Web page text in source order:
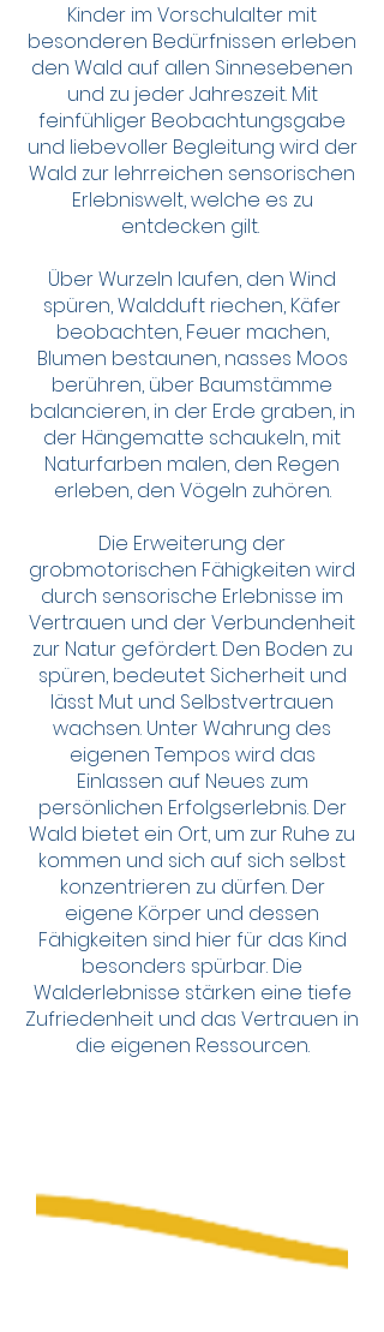
Kinder im Vorschulalter mit
besonderen Bedürfnissen erleben
den Wald auf allen Sinnesebenen
und zu jeder Jahreszeit. Mit
feinfühliger Beobachtungsgabe
und liebevoller Begleitung wird der
Wald zur lehrreichen sensorischen
Erlebniswelt, welche es zu
entdecken gilt.
Über Wurzeln laufen, den Wind
spüren, Waldduft riechen, Käfer
beobachten, Feuer machen,
Blumen bestaunen, nasses Moos
berühren, über Baumstämme
balancieren, in der Erde graben, in
der Hängematte schaukeln, mit
Naturfarben malen, den Regen
erleben, den Vögeln zuhören.
Die Erweiterung der
grobmotorischen Fähigkeiten wird
durch sensorische Erlebnisse im
Vertrauen und der Verbundenheit
zur Natur gefördert. Den Boden zu
spüren, bedeutet Sicherheit und
lässt Mut und Selbstvertrauen
wachsen. Unter Wahrung des
eigenen Tempos wird das
Einlassen auf Neues zum
persönlichen Erfolgserlebnis. Der
Wald bietet ein Ort, um zur Ruhe zu
kommen und sich auf sich selbst
konzentrieren zu dürfen. Der
eigene Körper und dessen
Fähigkeiten sind hier für das Kind
besonders spürbar. Die
Walderlebnisse stärken eine tiefe
Zufriedenheit und das Vertrauen in
die eigenen Ressourcen.